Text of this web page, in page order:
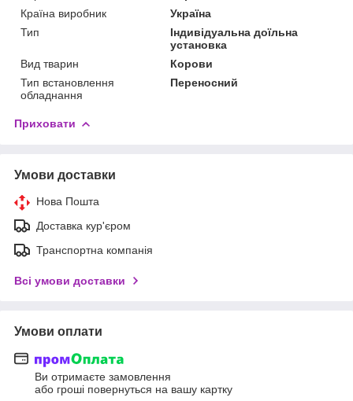
Країна виробник
Україна
Тип
Індивідуальна доїльна
установка
Вид тварин
Корови
Тип встановлення
обладнання
Переносний
Приховати
Умови доставки
Нова Пошта
Доставка кур'єром
Транспортна компанія
Всі умови доставки
Умови оплати
Ви отримаєте замовлення
або гроші повернуться на вашу картку